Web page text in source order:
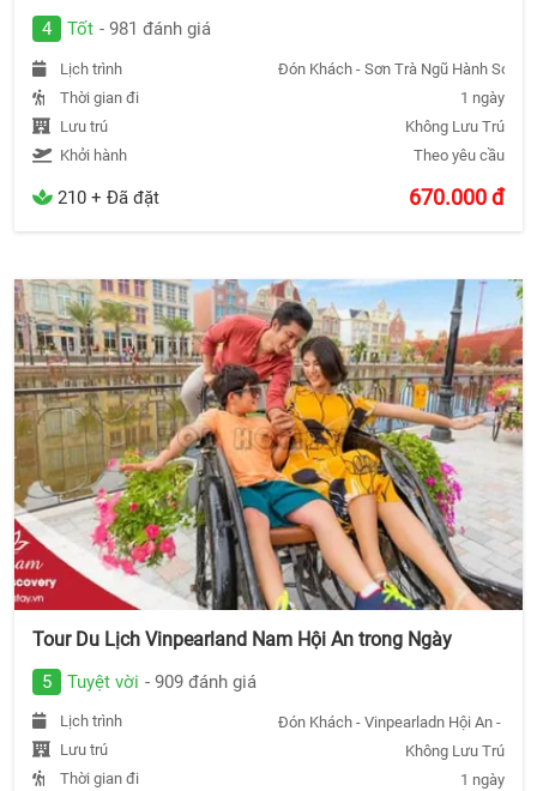
4 Tốt - 981 đánh giá
Lịch trình
Đón Khách - Sơn Trà Ngũ Hành Sơn
Thời gian đi
1 ngày
Lưu trú
Không Lưu Trú
Khởi hành
Theo yêu cầu
210 + Đã đặt 670.000đ
Tour Du Lịch Vinpearland Nam Hội An trong Ngày
5 Tuyệt vời - 909 đánh giá
Lịch trình
Đón Khách - Vinpearladn Hội An - Trả
Lưu trú
Không Lưu Trú
Thời gian đi
1 ngày